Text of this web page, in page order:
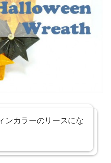
ンカラーのリースにな